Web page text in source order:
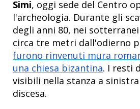
Simi, oggi sede del Centro
l'archeologia. Durante gli
degli anni 80, nei
circa tre metri dall'odierno
furono rinvenuti mura
una chiesa bizantina. I resti
visibili nella stanza a
discesa.